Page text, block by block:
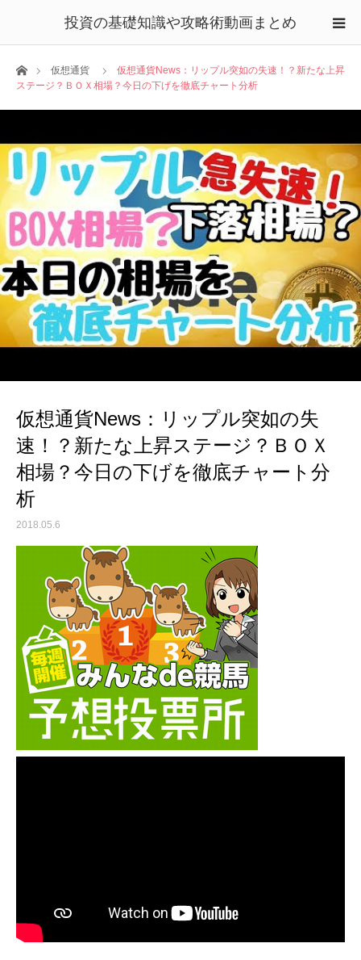
投資の基礎知識や攻略術動画まとめ
ホーム仮想通貨
仮想通貨News：リップル突如の失速！？新たな上昇
ステージ？ＢＯＸ相場？今日の下げを徹底チャート分析
仮想通貨News：リップル突如の失
速！？新たな上昇ステージ？ＢＯＸ
相場？今日の下げを徹底チャート分
析
2018.05.6